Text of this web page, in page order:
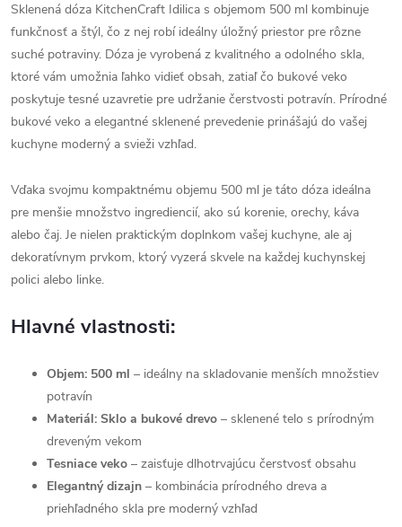
Sklenená dóza KitchenCraft Idilica s objemom 500 ml kombinuje
funkčnosť a štýl, čo z nej robí ideálny úložný priestor pre rôzne
suché potraviny. Dóza je vyrobená z kvalitného a odolného skla,
ktoré vám umožnia ľahko vidieť obsah, zatiaľ čo bukové veko
poskytuje tesné uzavretie pre udržanie čerstvosti potravín. Prírodné
bukové veko a elegantné sklenené prevedenie prinášajú do vašej
kuchyne moderný a svieži vzhľad.
Vďaka svojmu kompaktnému objemu 500 ml je táto dóza ideálna
pre menšie množstvo ingrediencií, ako sú korenie, orechy, káva
alebo čaj. Je nielen praktickým doplnkom vašej kuchyne, ale aj
dekoratívnym prvkom, ktorý vyzerá skvele na každej kuchynskej
polici alebo linke.
Hlavné vlastnosti:
Objem: 500 ml – ideálny na skladovanie menších množstiev
potravín
Materiál: Sklo a bukové drevo – sklenené telo s prírodným
dreveným vekom
Tesniace veko – zaisťuje dlhotrvajúcu čerstvosť obsahu
Elegantný dizajn – kombinácia prírodného dreva a
priehľadného skla pre moderný vzhľad